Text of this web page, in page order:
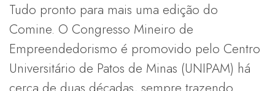
Tudo pronto para mais uma edição do
Comine. O Congresso Mineiro de
Empreendedorismo é promovido pelo Centro
Universitário de Patos de Minas (UNIPAM) há